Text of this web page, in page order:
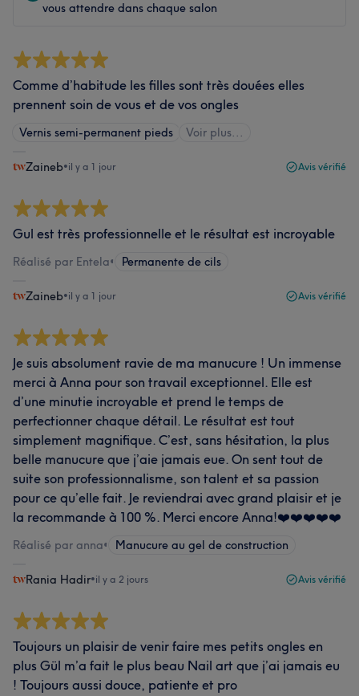
vous attendre dans chaque salon
Comme d’habitude les filles sont très douées elles
prennent soin de vous et de vos ongles
Vernis semi-permanent pieds Voir plus...
Zaineb•il y a 1 jour Avis vérifié
Gul est très professionnelle et le résultat est incroyable
Réalisé par Entela• Permanente de cils
Zaineb•il y a 1 jour Avis vérifié
Je suis absolument ravie de ma manucure ! Un immense
merci à Anna pour son travail exceptionnel. Elle est
d’une minutie incroyable et prend le temps de
perfectionner chaque détail. Le résultat est tout
simplement magnifique. C’est, sans hésitation, la plus
belle manucure que j’aie jamais eue. On sent tout de
suite son professionnalisme, son talent et sa passion
pour ce qu’elle fait. Je reviendrai avec grand plaisir et je
la recommande à 100 %. Merci encore Anna!❤️❤️❤️❤️❤️
Réalisé par anna• Manucure au gel de construction
Rania Hadir•il y a 2 jours Avis vérifié
Toujours un plaisir de venir faire mes petits ongles en
plus Gül m’a fait le plus beau Nail art que j’ai jamais eu
! Toujours aussi douce, patiente et pro